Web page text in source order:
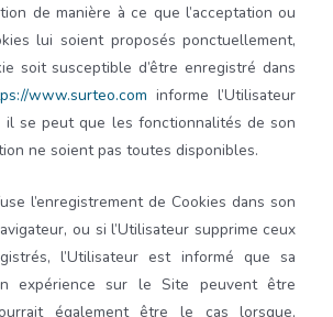
de manière à ce que l’acceptation ou
lui soient proposés ponctuellement,
soit susceptible d’être enregistré dans
www.surteo.com informe l’Utilisateur
il se peut que les fonctionnalités de son
ne soient pas toutes disponibles.
l’enregistrement de Cookies dans son
ou si l’Utilisateur supprime ceux
l’Utilisateur est informé que sa
expérience sur le Site peuvent être
également être le cas lorsque,